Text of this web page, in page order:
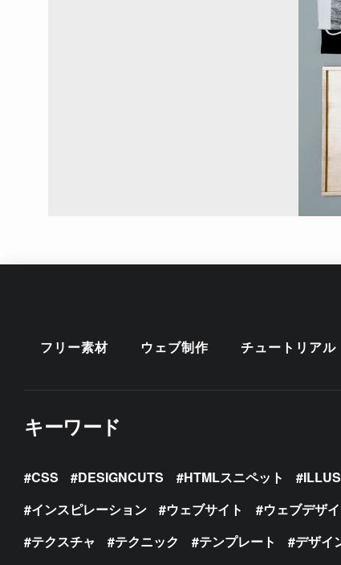
フリー素材 ウェブ制作 チュートリアル
キーワード
CSS DESIGNCUTS HTMLスニペット
インスピレーション
ウェブサイト ウェブデザ
テクスチャ
テクニック テンプレート デザイ